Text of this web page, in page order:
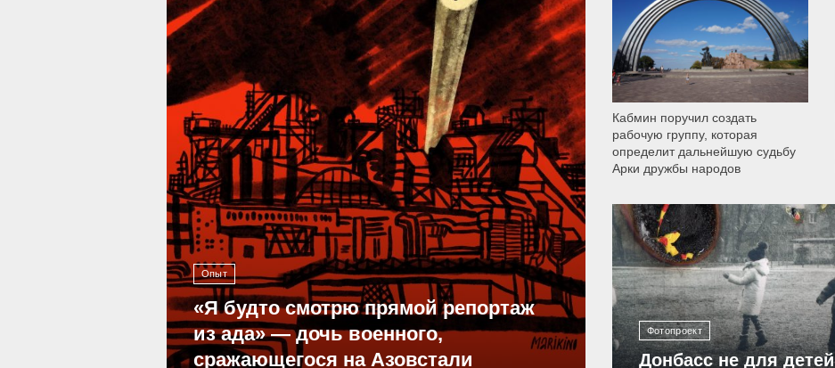
Опыт
«Я будто смотрю прямой репортаж
из ада» — дочь военного,
сражающегося на Азовстали
Кабмин поручил создать
рабочую группу, которая
определит дальнейшую судьбу
Арки дружбы народов
Фотопроект
Донбасс не для детей
12 308